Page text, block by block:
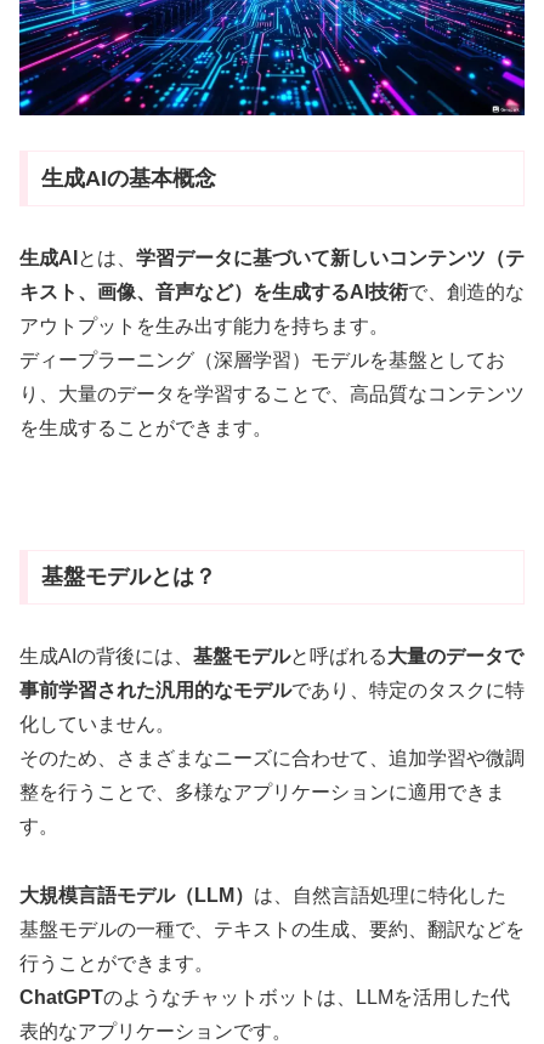
生成AIの基本概念
生成AI とは、 学習データに基づいて新しいコンテンツ（テ
キスト、画像、音声など）を生成するAI技術で 、創造的な
アウトプットを生み出す能力を持ちます。
ディープラーニング（深層学習）モデルを基盤としてお
り、大量のデータを学習することで、高品質なコンテンツ
を生成することができます。
基盤モデルとは？
生成AIの背後には、 基盤モデルと呼ばれる大量のデータで
事前学習された汎用的なモデルであり、特定のタスクに特
化していません。
そのため、さまざまなニーズに合わせて、追加学習や微調
整を行うことで、多様なアプリケーションに適用できま
す。
大規模言語モデル（LLM） は、自然言語処理に特化した
基盤モデルの一種で、テキストの生成、要約、翻訳などを
行うことができます。
ChatGPTのようなチャットボットは、LLMを活用した代
表的なアプリケーションです。